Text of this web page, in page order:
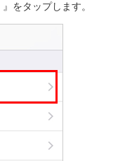
をタップします。